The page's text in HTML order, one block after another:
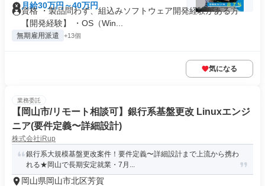
月給30万円～40万円
資格 ・製品問わず、組込みソフトウェア開発経験がある方
【開発経験】 ・OS（Win...
無期雇用派遣 +13個
気になる
業務委託
【岡山市/リモート相談可】銀行系基盤更改 Linuxエンジ
ニア(要件定義〜詳細設計)
株式会社iRup
銀行系大規模基盤更改案件！要件定義〜詳細設計まで上流から携わ
れる★岡山で長期安定就業・7月...
岡山県岡山市北区芳賀